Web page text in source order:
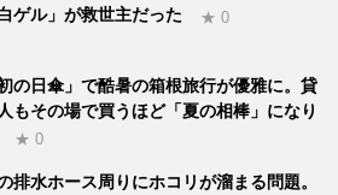
ゲル」が救世主だった
★ 0
初の日傘」で酷暑の箱根旅行が優雅に。貸
もその場で買うほど「夏の相棒」になり
★ 0
排水ホース周りにホコリが溜まる問題。